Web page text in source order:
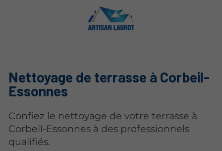
Nettoyage de terrasse à Corbeil-
Essonnes
Confiez le nettoyage de votre terrasse à
Corbeil-Essonnes à des professionnels
qualifiés.